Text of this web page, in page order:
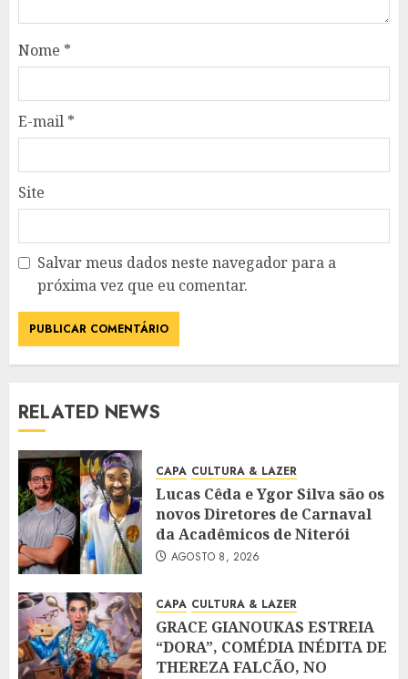
Nome *
E-mail *
Site
Salvar meus dados neste navegador para a
próxima vez que eu comentar.
RELATED NEWS
CAPA CULTURA & LAZER
Lucas Cêda e Ygor Silva são os
novos Diretores de Carnaval
da Acadêmicos de Niterói
AGOSTO 8, 2026
CAPA CULTURA & LAZER
GRACE GIANOUKAS ESTREIA
“DORA”, COMÉDIA INÉDITA DE
THEREZA FALCÃO, NO